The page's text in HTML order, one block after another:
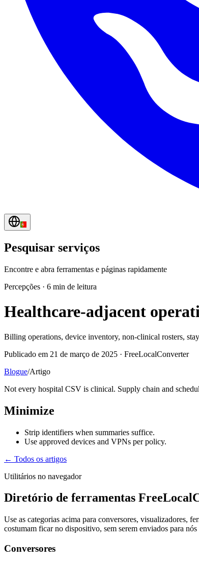
Pesquisar serviços
Encontre e abra ferramentas e páginas rapidamente
Percepções · 6 min de leitura
Healthcare-adjacent
Billing operations, device inventory, non-clinical rosters,
Publicado em 21 de março de 2025 · FreeLocalConverter
Blogue/Artigo
Not every hospital CSV is clinical. Supply chain and
Minimize
Strip identifiers when summaries suffice.
Use approved devices and VPNs per policy.
← Todos os artigos
Utilitários no navegador
Diretório de ferramentas
Use as categorias acima para conversores, visualizadores,
costumam ficar no dispositivo, sem serem enviados para nós
Conversores